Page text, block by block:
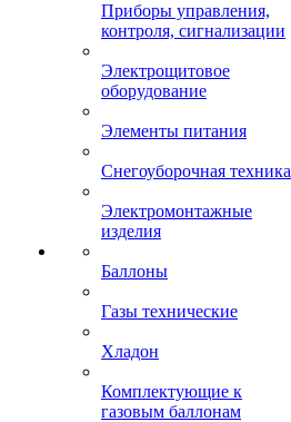
Приборы управления,
контроля, сигнализации
Электрощитовое
оборудование
Элементы питания
Снегоуборочная техника
Электромонтажные
изделия
Баллоны
Газы технические
Хладон
Комплектующие к
газовым баллонам